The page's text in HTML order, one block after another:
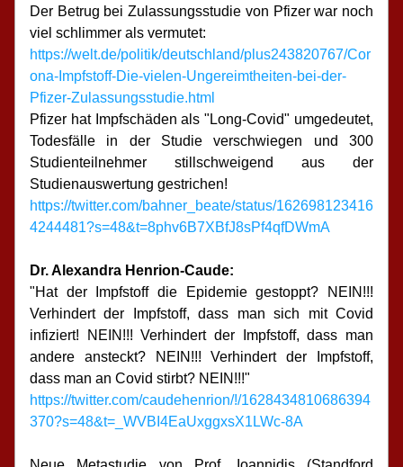
Der Betrug bei Zulassungsstudie von Pfizer war noch
viel schlimmer als vermutet:
https://welt.de/politik/deutschland/plus243820767/Cor
ona-Impfstoff-Die-vielen-Ungereimtheiten-bei-der-
Pfizer-Zulassungsstudie.html
Pfizer hat Impfschäden als "Long-Covid" umgedeutet,
Todesfälle in der Studie verschwiegen und 300
Studienteilnehmer stillschweigend aus der
Studienauswertung gestrichen!
https://twitter.com/bahner_beate/status/162698123416
4244481?s=48&t=8phv6B7XBfJ8sPf4qfDWmA
Dr. Alexandra Henrion-Caude:
"Hat der Impfstoff die Epidemie gestoppt? NEIN!!!
Verhindert der Impfstoff, dass man sich mit Covid
infiziert! NEIN!!! Verhindert der Impfstoff, dass man
andere ansteckt? NEIN!!! Verhindert der Impfstoff,
dass man an Covid stirbt? NEIN!!!"
https://twitter.com/caudehenrion/!/1628434810686394
370?s=48&t=_WVBI4EaUxggxsX1LWc-8A